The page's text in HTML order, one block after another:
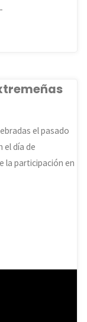
el pasado
el día de
la participación en